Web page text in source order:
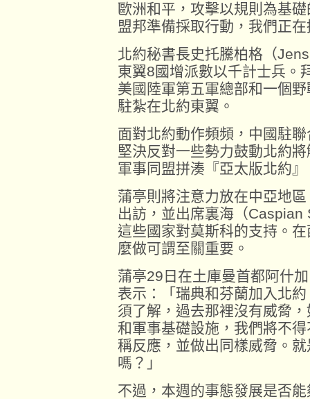
歐洲和平，攻擊以規則為基
盟邦準備採取行動，我們正
北約秘書長史托騰柏格（
東翼8國增派數以千計士兵。
美國陸軍第五軍總部和一個
駐紮在北約東翼。
面對北約動作頻頻，中國駐
堅決反對一些勢力鼓動北約
軍事同盟拼湊『亞太版北約』
蒲亭則將注意力放在中亞地
出訪，並出席裏海（
這些國家對莫斯科的支持。
麼做可謂至關重要。
蒲亭29日在土庫曼首都阿什
表示：「瑞典和芬蘭加入北
須了解，過去那裡沒有威脅
和軍事基礎設施，我們將不
稱反應，並做出同樣威脅。
嗎？」
不過，本週的事態發展是否